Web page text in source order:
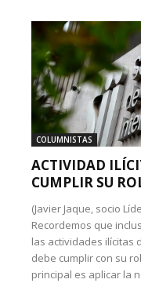
COLUMNISTAS
ACTIVIDAD
CUMPLIR SU
(Javier Jaque, socio
Recordemos que
las actividades ilícitas
debe cumplir con su
principal es aplicar la